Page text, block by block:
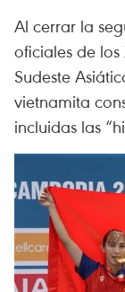
Al cerrar la
oficiales de los
Sudeste
vietnamita
incluidas las